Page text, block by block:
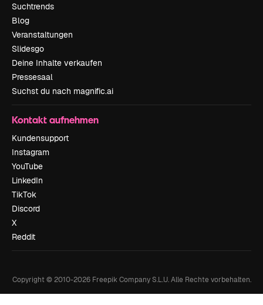
Suchtrends
Blog
Veranstaltungen
Slidesgo
Deine Inhalte verkaufen
Pressesaal
Suchst du nach magnific.ai
Kontakt aufnehmen
Kundensupport
Instagram
YouTube
LinkedIn
TikTok
Discord
X
Reddit
Copyright © 2010-2026Freepik Company S.L.U. Alle Rechte vorbehalten.